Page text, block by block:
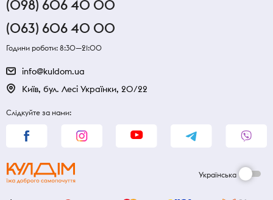
(098) 606 40 00
(063) 606 40 00
Години роботи: 8:30—21:00
info@kuldom.ua
Київ, бул. Лесі Українки, 20/22
Слідкуйте за нами:
Українська